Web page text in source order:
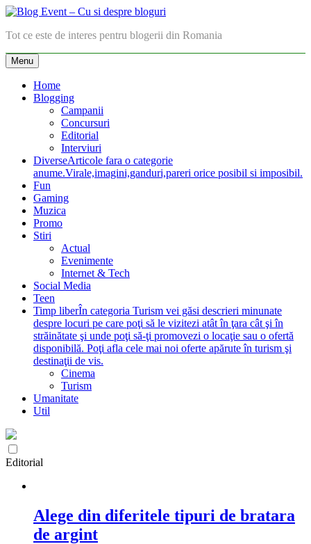
Skip
content
Blog Event – Cu si despre bloguri
Tot ce este de interes pentru blogerii din Romania
Menu
Home
Blogging
Campanii
Concursuri
Editorial
Interviuri
DiverseArticole fara o categorie
anume.Virale,imagini,ganduri,pareri orice posibil si imposibil.
Fun
Gaming
Muzica
Promo
Stiri
Actual
Evenimente
Internet & Tech
Social Media
Teen
Timp liberÎn categoria Turism vei găsi descrieri minunate
despre locuri pe care poţi să le vizitezi atât în ţara cât şi în
străinătate şi unde poţi să-ţi promovezi o locaţie sau o ofertă
disponibilă. Poţi afla cele mai noi oferte apărute în turism şi
destinaţii de vis.
Cinema
Turism
Umanitate
Util
Editorial
Alege din diferitele tipuri de bratara
de argint